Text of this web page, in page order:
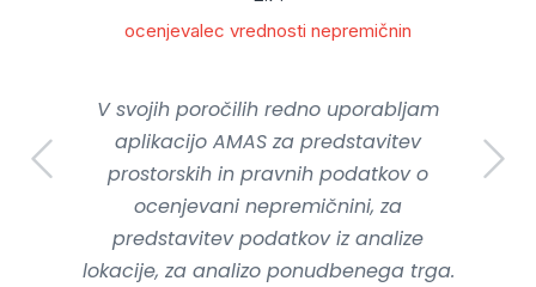
ocenjevalec vrednosti nepremičnin
V svojih poročilih redno uporabljam
aplikacijo AMAS za predstavitev
prostorskih in pravnih podatkov o
ocenjevani nepremičnini, za
predstavitev podatkov iz analize
lokacije, za analizo ponudbenega trga.